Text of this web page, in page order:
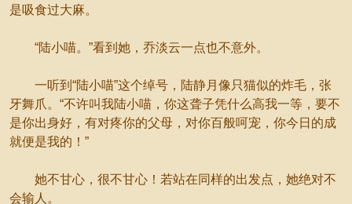
是吸食过大麻。
“陆小喵。”看到她，乔淡云一点也不意外。
一听到“陆小喵”这个绰号，陆静月像只猫似的炸毛，张
牙舞爪。“不许叫我陆小喵，你这聋子凭什么高我一等，要不
是你出身好，有对疼你的父母，对你百般呵宠，你今日的成
就便是我的！”
她不甘心，很不甘心！若站在同样的出发点，她绝对不
会输人。